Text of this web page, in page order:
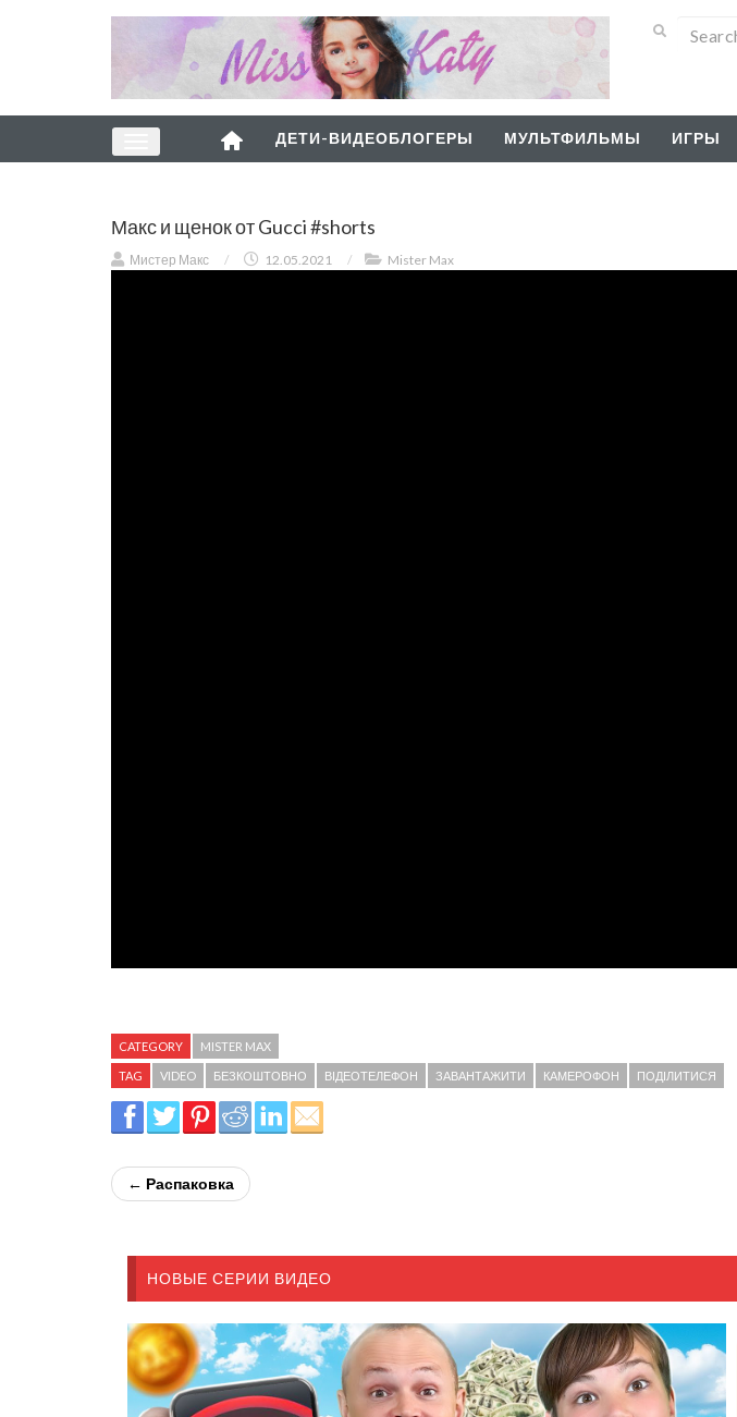
ДЕТИ-ВИДЕОБЛОГЕРЫ МУЛЬТФИЛЬМЫ ИГРЫ
Макс и щенок от Gucci #shorts
Мистер Макс / 12.05.2021 / Mister Max
CATEGORY MISTER MAX
TAG VIDEO БЕЗКОШТОВНО ВІДЕОТЕЛЕФОН ЗАВАНТАЖИТИ КАМЕРОФОН ПОДІЛИТИСЯ
← Распаковка
НОВЫЕ СЕРИИ ВИДЕО